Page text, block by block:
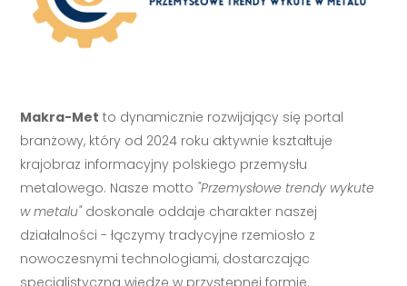
Makra-Met to dynamicznie rozwijający się portal
branżowy, który od 2024 roku aktywnie kształtuje
krajobraz informacyjny polskiego przemysłu
metalowego. Nasze motto "Przemysłowe trendy wykute
w metalu"doskonale oddaje charakter naszej
działalności - łączymy tradycyjne rzemiosło z
nowoczesnymi technologiami, dostarczając